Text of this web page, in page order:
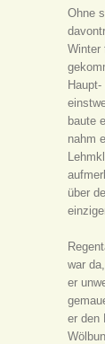
Ohne
Winter
baute
nahm
über
war
er
er den